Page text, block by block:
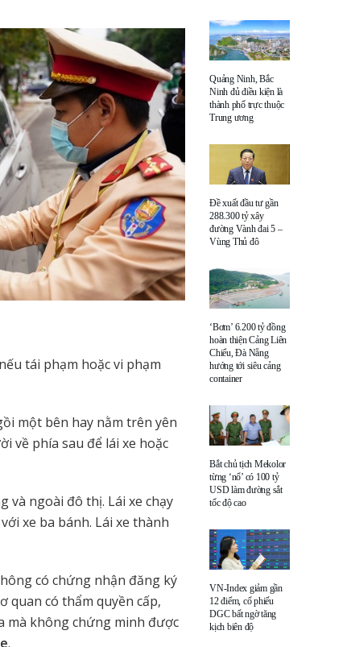
tái phạm hoặc vi phạm
một bên hay nằm trên yên
về phía sau để lái xe hoặc
và ngoài đô thị. Lái xe chạy
xe ba bánh. Lái xe thành
có chứng nhận đăng ký
quan có thẩm quyền cấp,
mà không chứng minh được
.
Quảng Ninh, Bắc
Ninh đủ điều kiện là
thành phố trực thuộc
Trung ương
Đề xuất đầu tư gần
288.300 tỷ xây
đường Vành đai 5 –
Vùng Thủ đô
‘Bơm’ 6.200 tỷ đồng
hoàn thiện Cảng Liên
Chiểu, Đà Nẵng
hướng tới siêu cảng
container
Bắt chủ tịch Mekolor
từng ‘nổ’ có 100 tỷ
USD làm đường sắt
tốc độ cao
VN-Index giảm gần
12 điểm, cổ phiếu
DGC bất ngờ tăng
kịch biên độ